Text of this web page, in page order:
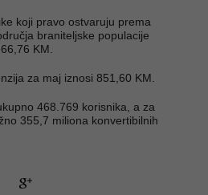
koji pravo ostvaruju prema
braniteljske populacije
KM.
za maj iznosi 851,60 KM.
468.769 korisnika, a za
355,7 miliona konvertibilnih